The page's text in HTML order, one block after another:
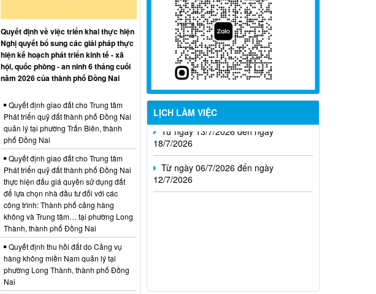
LỊCH LÀM VIỆC
Từ ngày 03/8/2026 đến ngày
09/8/2026
Từ ngày 27/7/2026 đến ngày
02/8/2026
Từ ngày 20/7/2026 đến ngày
26/7/2026
Từ ngày 13/7/2026 đến ngày
18/7/2026
12/7/2026
Quyết định về việc triển khai thực hiện
Nghị quyết bổ sung các giải pháp thực
hiện kế hoạch phát triển kinh tế - xã
hội, quốc phòng - an ninh 6 tháng cuối
năm 2026 của thành phố Đồng Nai
Quyết định giao đất cho Trung tâm
Phát triển quỹ đất thành phố Đồng Nai
quản lý tại phường Trấn Biên, thành
phố Đồng Nai
Quyết định giao đất cho Trung tâm
Phát triển quỹ đất thành phố Đồng Nai
thực hiện đấu giá quyền sử dụng đất
để lựa chọn nhà đầu tư đối với các
công trình: Thành phố cảng hàng
không và Trung tâm… tại phường Long
Thành, thành phố Đồng Nai
Quyết định thu hồi đất do Cảng vụ
hàng không miền Nam quản lý tại
phường Long Thành, thành phố Đồng
Nai